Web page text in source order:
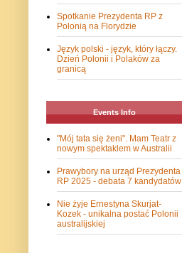
Spotkanie Prezydenta RP z
Polonią na Florydzie
Język polski - język, który łączy.
Dzień Polonii i Polaków za
granicą
Events Info
"Mój tata się żeni". Mam Teatr z
nowym spektaklem w Australii
Prawybory na urząd Prezydenta
RP 2025 - debata 7 kandydatów
Nie żyje Ernestyna Skurjat-
Kozek - unikalna postać Polonii
australijskiej